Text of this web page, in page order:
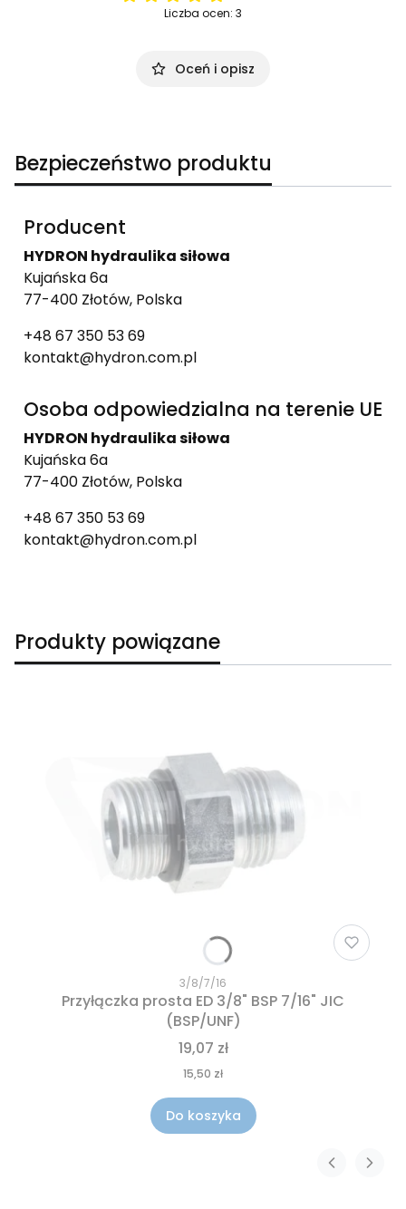
Liczba ocen: 3
Oceń i opisz
Bezpieczeństwo produktu
Producent
HYDRON hydraulika siłowa
Kujańska 6a
77-400 Złotów, Polska
+48 67 350 53 69
kontakt@hydron.com.pl
Osoba odpowiedzialna na terenie UE
HYDRON hydraulika siłowa
Kujańska 6a
77-400 Złotów, Polska
+48 67 350 53 69
kontakt@hydron.com.pl
Produkty powiązane
3/8/7/16
Przyłączka prosta ED 3/8" BSP 7/16" JIC
(BSP/UNF)
19,07 zł
15,50 zł
Do koszyka